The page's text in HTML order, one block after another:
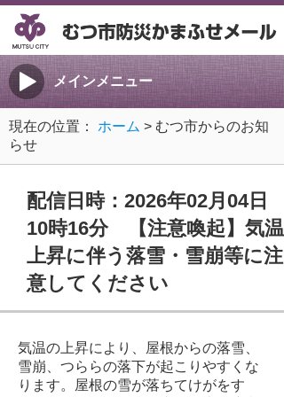
メインメニュー
現在の位置： ホーム > むつ市からのお知
らせ
配信日時：2026年02月04日
10時16分 【注意喚起】気温
上昇に伴う落雪・雪崩等に注
意してください
気温の上昇により、屋根からの落雪、
雪崩、つららの落下が起こりやすくな
ります。屋根の雪が落ちてけがをす